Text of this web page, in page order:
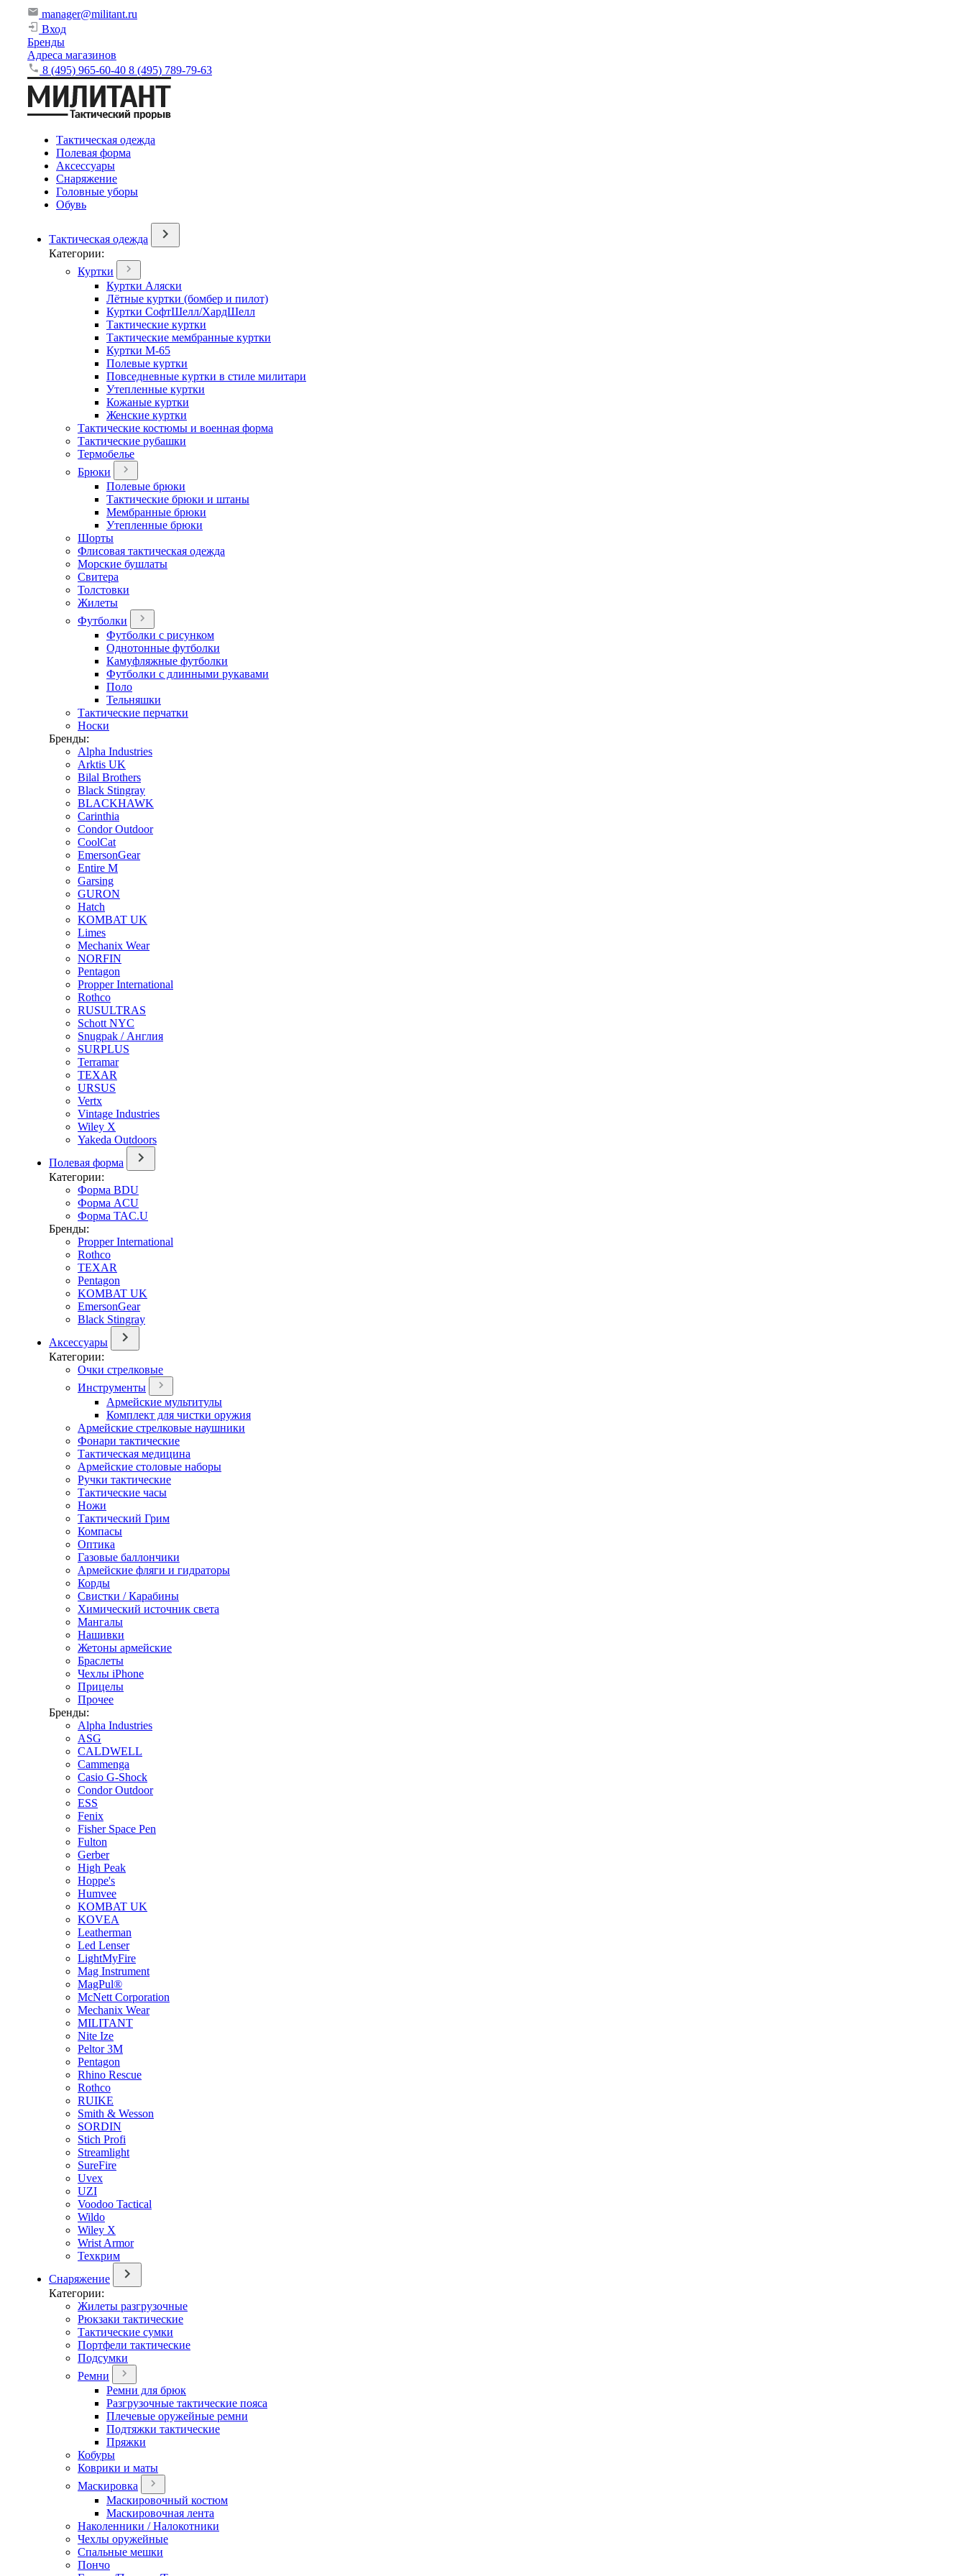
manager@militant.ru
Вход
Бренды
Адреса магазинов
8 (495) 965-60-40 8 (495) 789-79-63
Тактическая одежда
Полевая форма
Аксессуары
Снаряжение
Головные уборы
Обувь
Тактическая одежда
Категории:
Куртки
Куртки Аляски
Лётные куртки (бомбер и пилот)
Куртки СофтШелл/ХардШелл
Тактические куртки
Тактические мембранные куртки
Куртки М-65
Полевые куртки
Повседневные куртки в стиле милитари
Утепленные куртки
Кожаные куртки
Женские куртки
Тактические костюмы и военная форма
Тактические рубашки
Термобелье
Брюки
Полевые брюки
Тактические брюки и штаны
Мембранные брюки
Утепленные брюки
Шорты
Флисовая тактическая одежда
Морские бушлаты
Свитера
Толстовки
Жилеты
Футболки
Футболки с рисунком
Однотонные футболки
Камуфляжные футболки
Футболки с длинными рукавами
Поло
Тельняшки
Тактические перчатки
Носки
Бренды:
Alpha Industries
Arktis UK
Bilal Brothers
Black Stingray
BLACKHAWK
Carinthia
Condor Outdoor
CoolCat
EmersonGear
Entire M
Garsing
GURON
Hatch
KOMBAT UK
Limes
Mechanix Wear
NORFIN
Pentagon
Propper International
Rothco
RUSULTRAS
Schott NYC
Snugpak / Англия
SURPLUS
Terramar
TEXAR
URSUS
Vertx
Vintage Industries
Wiley X
Yakeda Outdoors
Полевая форма
Категории:
Форма BDU
Форма ACU
Форма TAC.U
Бренды:
Propper International
Rothco
TEXAR
Pentagon
KOMBAT UK
EmersonGear
Black Stingray
Аксессуары
Категории:
Очки стрелковые
Инструменты
Армейские мультитулы
Комплект для чистки оружия
Армейские стрелковые наушники
Фонари тактические
Тактическая медицина
Армейские столовые наборы
Ручки тактические
Тактические часы
Ножи
Тактический Грим
Компасы
Оптика
Газовые баллончики
Армейские фляги и гидраторы
Корды
Свистки / Карабины
Химический источник света
Мангалы
Нашивки
Жетоны армейские
Браслеты
Чехлы iPhone
Прицелы
Прочее
Бренды:
Alpha Industries
ASG
CALDWELL
Cammenga
Casio G-Shock
Condor Outdoor
ESS
Fenix
Fisher Space Pen
Fulton
Gerber
High Peak
Hoppe's
Humvee
KOMBAT UK
KOVEA
Leatherman
Led Lenser
LightMyFire
Mag Instrument
MagPul®
McNett Corporation
Mechanix Wear
MILITANT
Nite Ize
Peltor 3M
Pentagon
Rhino Rescue
Rothco
RUIKE
Smith & Wesson
SORDIN
Stich Profi
Streamlight
SureFire
Uvex
UZI
Voodoo Tactical
Wildo
Wiley X
Wrist Armor
Техкрим
Снаряжение
Категории:
Жилеты разгрузочные
Рюкзаки тактические
Тактические сумки
Портфели тактические
Подсумки
Ремни
Ремни для брюк
Разгрузочные тактические пояса
Плечевые оружейные ремни
Подтяжки тактические
Пряжки
Кобуры
Коврики и маты
Маскировка
Маскировочный костюм
Маскировочная лента
Наколенники / Налокотники
Чехлы оружейные
Спальные мешки
Пончо